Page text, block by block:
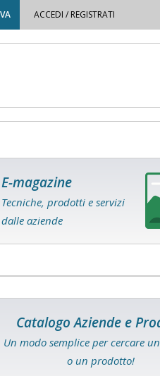
ACCEDI / REGISTRATI
E-magazine
Tecniche, prodotti e servizi
dalle aziende
Catalogo Aziende e
Un modo semplice per cercare
o un prodotto!